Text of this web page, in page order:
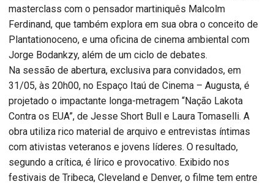
masterclass com o pensador martiniquês Malcolm
Ferdinand, que também explora em sua obra o conceito de
Plantationoceno, e uma oficina de cinema ambiental com
Jorge Bodankzy, além de um ciclo de debates.
Na sessão de abertura, exclusiva para convidados, em
31/05, às 20h00, no Espaço Itaú de Cinema – Augusta, é
projetado o impactante longa-metragem “Nação Lakota
Contra os EUA”, de Jesse Short Bull e Laura Tomaselli. A
obra utiliza rico material de arquivo e entrevistas íntimas
com ativistas veteranos e jovens líderes. O resultado,
segundo a crítica, é lírico e provocativo. Exibido nos
festivais de Tribeca, Cleveland e Denver, o filme tem entre